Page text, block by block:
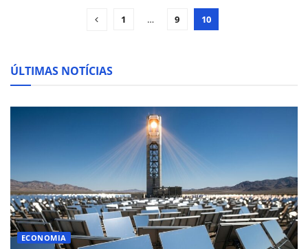
1 … 9 10
ÚLTIMAS NOTÍCIAS
ECONOMIA